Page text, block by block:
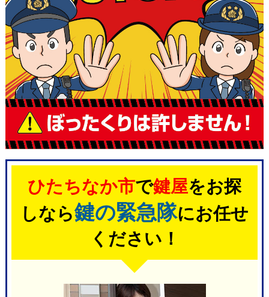
ひたちなか市で鍵屋をお探
しなら鍵の緊急隊にお任せ
ください！